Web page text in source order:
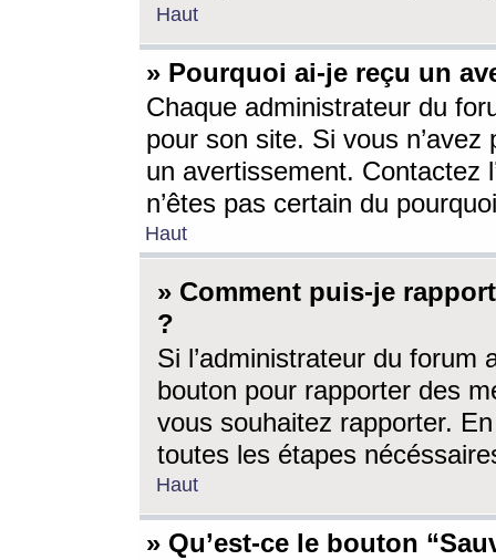
Haut
» Pourquoi ai-je reçu un
Chaque administrateur du
pour son site. Si vous
un avertissement. Contactez
n’êtes pas certain du
Haut
» Comment puis-je
?
Si l’administrateur du forum
bouton pour rapporter des
vous souhaitez rapporter.
toutes les étapes
Haut
» Qu’est-ce le bouton